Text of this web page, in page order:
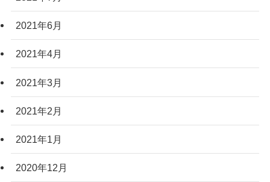
2021年6月
2021年4月
2021年3月
2021年2月
2021年1月
2020年12月